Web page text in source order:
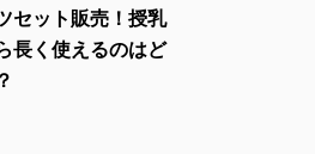
セット販売！授乳
長く使えるのはど